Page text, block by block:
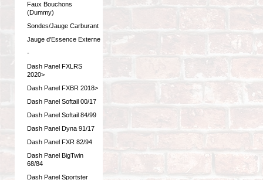
Faux Bouchons
(Dummy)
Sondes/Jauge Carburant
Jauge d'Essence Externe
-
Dash Panel FXLRS
2020>
Dash Panel FXBR 2018>
Dash Panel Softail 00/17
Dash Panel Softail 84/99
Dash Panel Dyna 91/17
Dash Panel FXR 82/94
Dash Panel BigTwin
68/84
Dash Panel Sportster